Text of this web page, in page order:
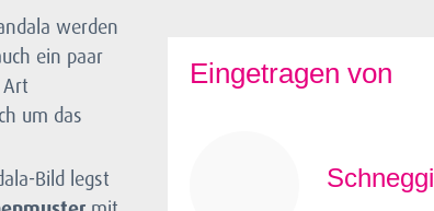
werden
ein paar
um das
Bild legst
Eingetragen von
Schneggi